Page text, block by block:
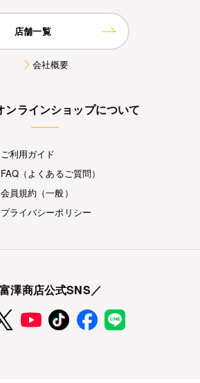
店舗一覧
会社概要
ンラインショップについて
ご利用ガイド
FAQ（よくあるご質問）
会員規約（一般）
プライバシーポリシー
澤商店公式SNS／